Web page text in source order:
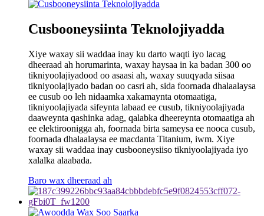
Cusbooneysiinta Teknolojiyadda
Xiye waxay sii waddaa inay ku darto waqti iyo lacag
dheeraad ah horumarinta, waxay haysaa in ka badan 300 oo
tikniyoolajiyadood oo asaasi ah, waxay suuqyada siisaa
tikniyoolajiyado badan oo casri ah, sida foornada dhalaalaysa
ee cusub oo leh nidaamka xakamaynta otomaatiga,
tikniyoolajiyada sifeynta labaad ee cusub, tikniyoolajiyada
daaweynta qashinka adag, qalabka dheereynta otomaatiga ah
ee elektiroonigga ah, foornada birta sameysa ee nooca cusub,
foornada dhalaalaysa ee macdanta Titanium, iwm. Xiye
waxay sii waddaa inay cusbooneysiiso tikniyoolajiyada iyo
xalalka alaabada.
Baro wax dheeraad ah